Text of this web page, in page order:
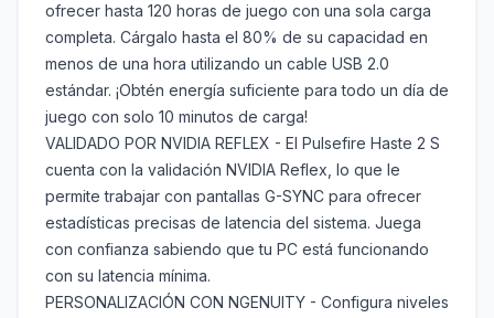
ofrecer hasta 120 horas de juego con una sola carga
completa. Cárgalo hasta el 80% de su capacidad en
menos de una hora utilizando un cable USB 2.0
estándar. ¡Obtén energía suficiente para todo un día de
juego con solo 10 minutos de carga!
VALIDADO POR NVIDIA REFLEX - El Pulsefire Haste 2 S
cuenta con la validación NVIDIA Reflex, lo que le
permite trabajar con pantallas G-SYNC para ofrecer
estadísticas precisas de latencia del sistema. Juega
con confianza sabiendo que tu PC está funcionando
con su latencia mínima.
PERSONALIZACIÓN CON NGENUITY - Configura niveles